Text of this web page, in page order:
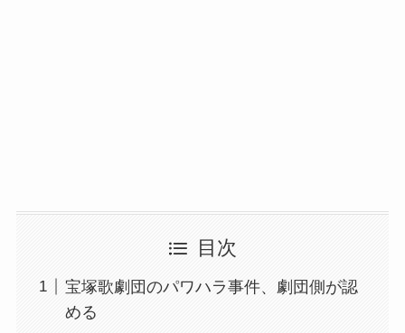
目次
宝塚歌劇団のパワハラ事件、劇団側が認
める